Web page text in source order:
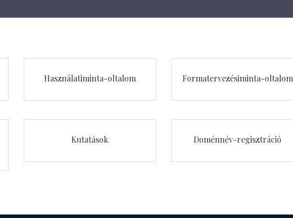
Használatiminta-oltalom Formatervezésiminta-oltalom
Kutatások Doménnév-regisztráció